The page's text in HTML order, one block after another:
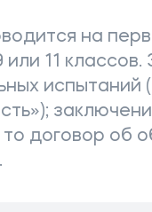
на
или 11
то договор об